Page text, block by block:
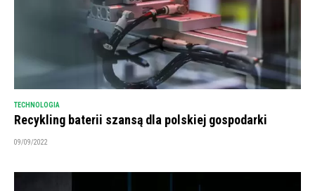
TECHNOLOGIA
Recykling baterii szansą dla polskiej gospodarki
09/09/2022